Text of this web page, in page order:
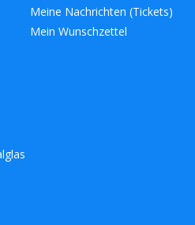
Meine Nachrichten (Tickets)
Mein Wunschzettel